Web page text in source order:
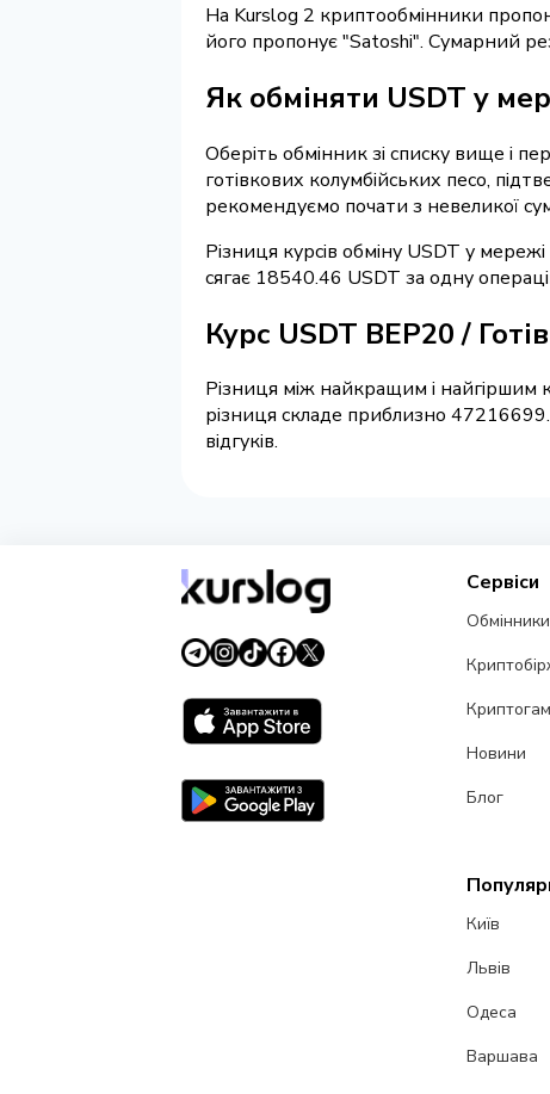
На Kurslog 2 криптообмінники
його пропонує "Satoshi". Сумарний
Як обміняти USDT у
Оберіть обмінник зі списку вище і
готівкових колумбійських песо,
рекомендуємо почати з невеликої
Різниця курсів обміну USDT у
сягає 18540.46 USDT за одну
Курс USDT BEP20 /
Різниця між найкращим і найгіршим
різниця складе приблизно
відгуків.
Сервіси
Обмінники
Новини
Блог
Київ
Львів
Одеса
Варшава